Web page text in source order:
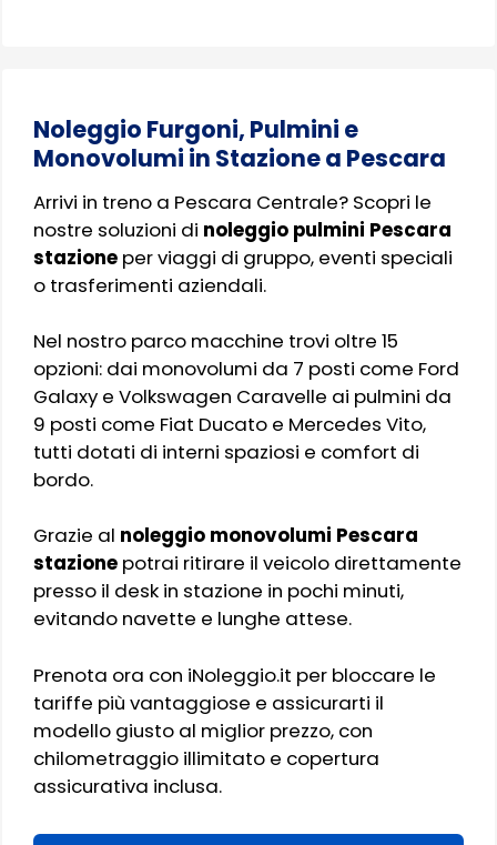
Noleggio Furgoni, Pulmini e
Monovolumi in Stazione a Pescara
Arrivi in treno a Pescara Centrale? Scopri le
nostre soluzioni di noleggio pulmini Pescara
stazione per viaggi di gruppo, eventi speciali
o trasferimenti aziendali.
Nel nostro parco macchine trovi oltre 15
opzioni: dai monovolumi da 7 posti come Ford
Galaxy e Volkswagen Caravelle ai pulmini da
9 posti come Fiat Ducato e Mercedes Vito,
tutti dotati di interni spaziosi e comfort di
bordo.
Grazie al noleggio monovolumi Pescara
stazione potrai ritirare il veicolo direttamente
presso il desk in stazione in pochi minuti,
evitando navette e lunghe attese.
Prenota ora con iNoleggio.it per bloccare le
tariffe più vantaggiose e assicurarti il
modello giusto al miglior prezzo, con
chilometraggio illimitato e copertura
assicurativa inclusa.